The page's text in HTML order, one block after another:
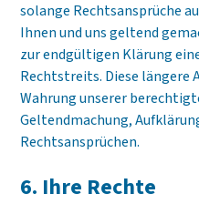
solange Rechtsansprüche
Ihnen und uns geltend
zur endgültigen Klärung
Rechtstreits. Diese längere
Wahrung unserer
Geltendmachung,
Rechtsansprüchen.
6. Ihre Rechte